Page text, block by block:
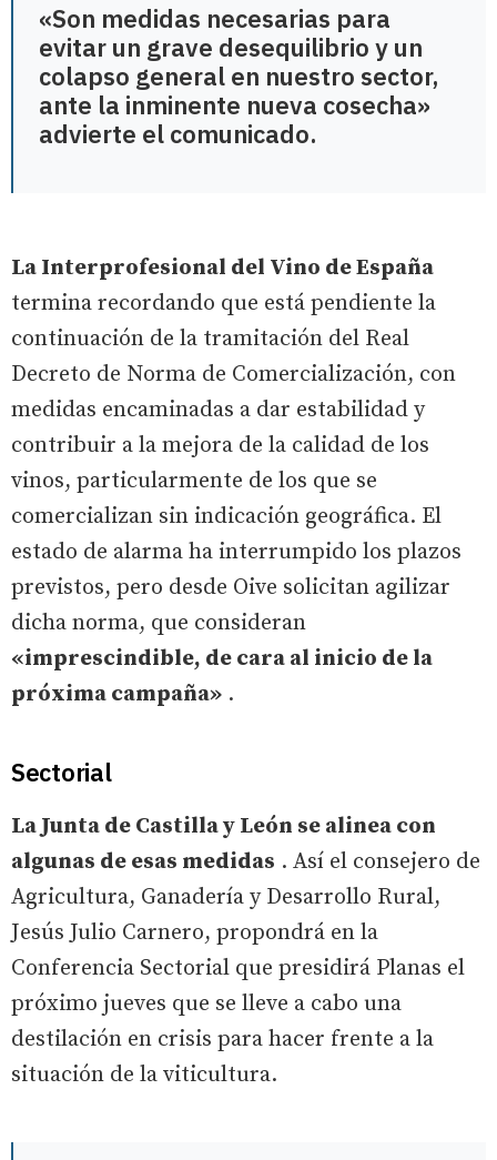
«Son medidas necesarias para
evitar un grave desequilibrio y un
colapso general en nuestro sector,
ante la inminente nueva cosecha»
advierte el comunicado.
La Interprofesional del Vino de España
termina recordando que está pendiente la
continuación de la tramitación del Real
Decreto de Norma de Comercialización, con
medidas encaminadas a dar estabilidad y
contribuir a la mejora de la calidad de los
vinos, particularmente de los que se
comercializan sin indicación geográfica. El
estado de alarma ha interrumpido los plazos
previstos, pero desde Oive solicitan agilizar
dicha norma, que consideran
«imprescindible, de cara al inicio de la
próxima campaña» .
Sectorial
La Junta de Castilla y León se alinea con
algunas de esas medidas . Así el consejero de
Agricultura, Ganadería y Desarrollo Rural,
Jesús Julio Carnero, propondrá en la
Conferencia Sectorial que presidirá Planas el
próximo jueves que se lleve a cabo una
destilación en crisis para hacer frente a la
situación de la viticultura.